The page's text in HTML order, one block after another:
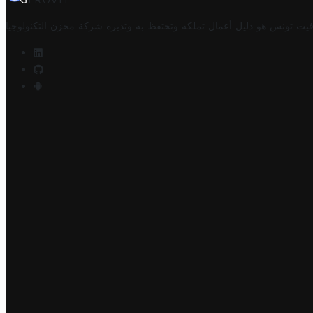
تونس هو دليل أعمال تملكه وتحتفظ به وتديره شركة مخزن التكنولوجيا